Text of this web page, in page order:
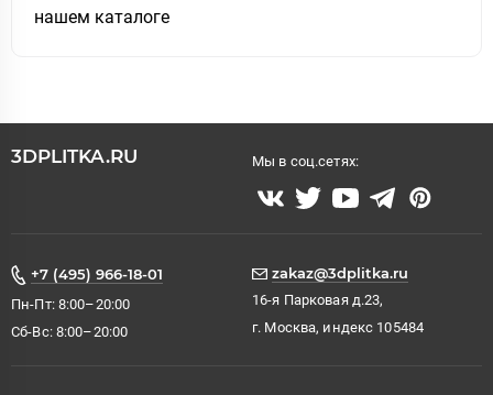
нашем каталоге
3DPLITKA.RU Мы в соц.сетях:
+7 (495) 966-18-01
Пн-Пт: 8:00–20:00
Сб-Вс: 8:00–20:00
zakaz@3dplitka.ru
16-я Парковая д.23,
г. Москва, индекс 105484